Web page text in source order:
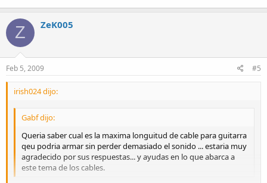
Z ZeK005
Feb 5, 2009 #5
irish024 dijo:
Gabf dijo:
Queria saber cual es la maxima longuitud de cable para guitarra
qeu podria armar sin perder demasiado el sonido ... estaria muy
agradecido por sus respuestas... y ayudas en lo que abarca a
este tema de los cables.